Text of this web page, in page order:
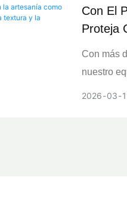
permite
máxima
es apto
papel y
Con El
Proteja
Con más
nuestro
2026 03